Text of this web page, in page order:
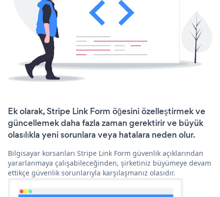
Ek olarak, Stripe Link Form öğesini özelleştirmek ve
güncellemek daha fazla zaman gerektirir ve büyük
olasılıkla yeni sorunlara veya hatalara neden olur.
Bilgisayar korsanları Stripe Link Form güvenlik açıklarından
yararlanmaya çalışabileceğinden, şirketiniz büyümeye devam
ettikçe güvenlik sorunlarıyla karşılaşmanız olasıdır.